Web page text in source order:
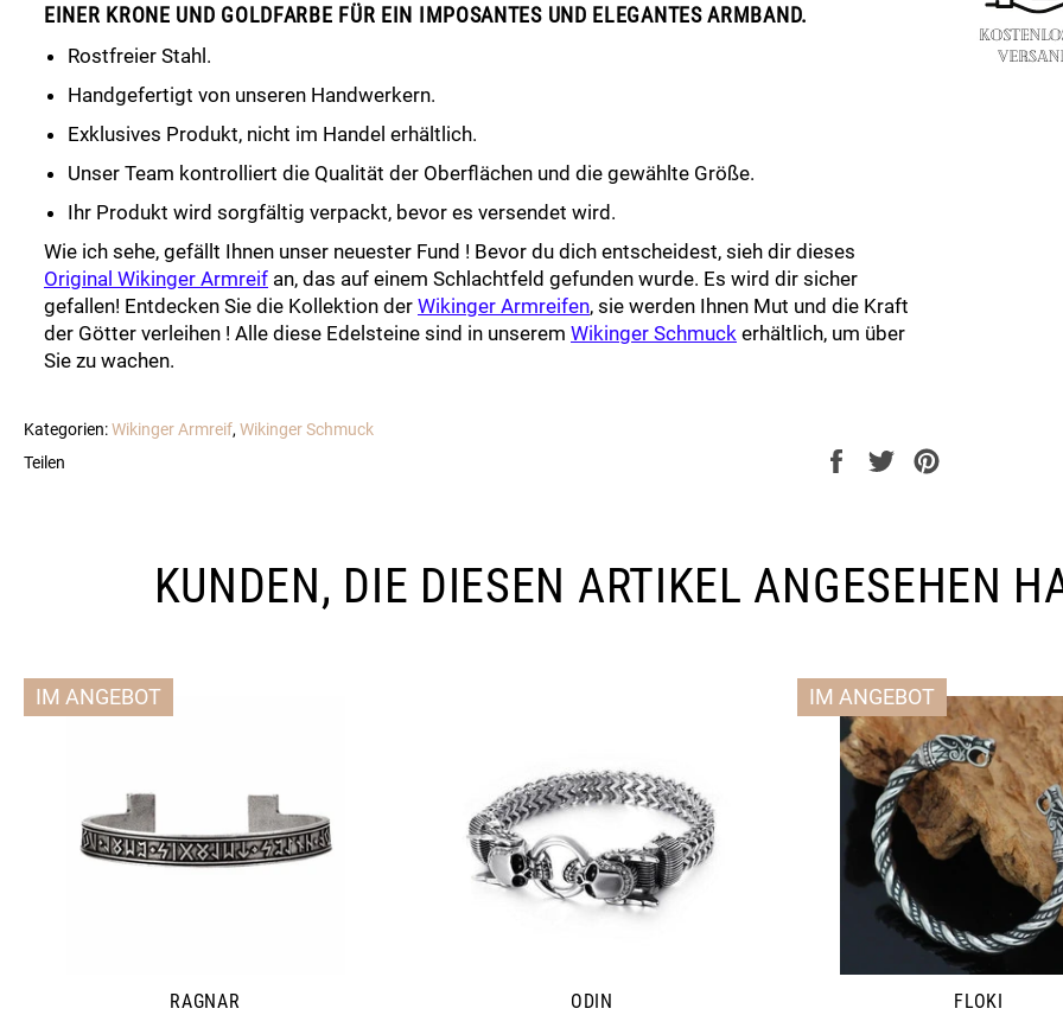
EINER KRONE UND GOLDFARBE FÜR EIN IMPOSANTES UND ELEGANTES ARMBAND.
Rostfreier Stahl.
Handgefertigt von unseren Handwerkern.
Exklusives Produkt, nicht im Handel erhältlich.
Unser Team kontrolliert die Qualität der Oberflächen und die gewählte Größe.
Ihr Produkt wird sorgfältig verpackt, bevor es versendet wird.
Wie ich sehe, gefällt Ihnen unser neuester Fund ! Bevor du dich entscheidest, sieh dir dieses
Original Wikinger Armreif an, das auf einem Schlachtfeld gefunden wurde. Es wird dir sicher
gefallen! Entdecken Sie die Kollektion der Wikinger Armreifen, sie werden Ihnen Mut und die Kraft
der Götter verleihen ! Alle diese Edelsteine sind in unserem Wikinger Schmuck erhältlich, um über
Sie zu wachen.
Kategorien:Wikinger Armreif, Wikinger Schmuck
Teilen
Auf
Auf
KUNDEN, DIE DIESEN ARTIKEL ANGESEHEN
RAGNAR
IM ANGEBOT
ODIN
FLOKI
IM ANGEBOT